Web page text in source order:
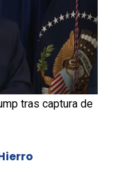
tras captura de